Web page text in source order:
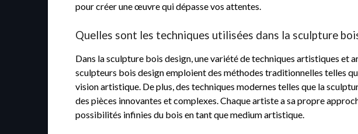
pour créer une œuvre qui dépasse vos attentes.
Quelles sont les techniques utilisées dans la sculpture
Dans la sculpture bois design, une variété de techniques artistiques et
sculpteurs bois design emploient des méthodes traditionnelles telles
vision artistique. De plus, des techniques modernes telles que la
des pièces innovantes et complexes. Chaque artiste a sa propre
possibilités infinies du bois en tant que medium artistique.